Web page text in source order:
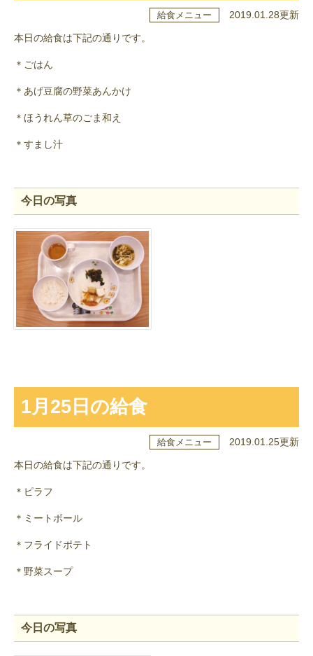
給食メニュー 2019.01.28更新
本日の給食は下記の通りです。
＊ごはん
＊あげ豆腐の野菜あんかけ
＊ほうれん草のごま和え
＊すまし汁
今日の写真
1月25日の給食
給食メニュー 2019.01.25更新
本日の給食は下記の通りです。
＊ピラフ
＊ミートボール
＊フライドポテト
＊野菜スープ
今日の写真